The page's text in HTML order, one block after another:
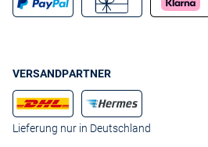
VERSANDPARTNER
Lieferung nur in Deutschland